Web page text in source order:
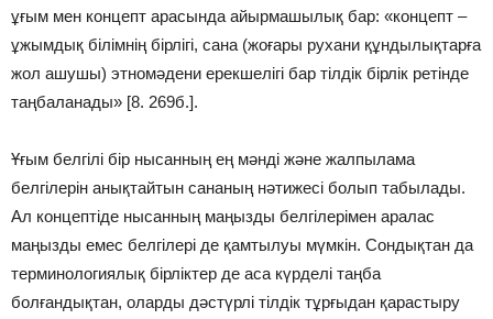
ұғым мен концепт арасында айырмашылық бар: «концепт –
ұжымдық білімнің бірлігі, сана (жоғары рухани құндылықтарға
жол ашушы) этномәдени ерекшелігі бар тілдік бірлік ретінде
таңбаланады» [8. 269б.].
Ұғым белгілі бір нысанның ең мәнді және жалпылама
белгілерін анықтайтын сананың нәтижесі болып табылады.
Ал концептіде нысанның маңызды белгілерімен аралас
маңызды емес белгілері де қамтылуы мүмкін. Сондықтан да
терминологиялық бірліктер де аса күрделі таңба
болғандықтан, оларды дәстүрлі тілдік тұрғыдан қарастыру